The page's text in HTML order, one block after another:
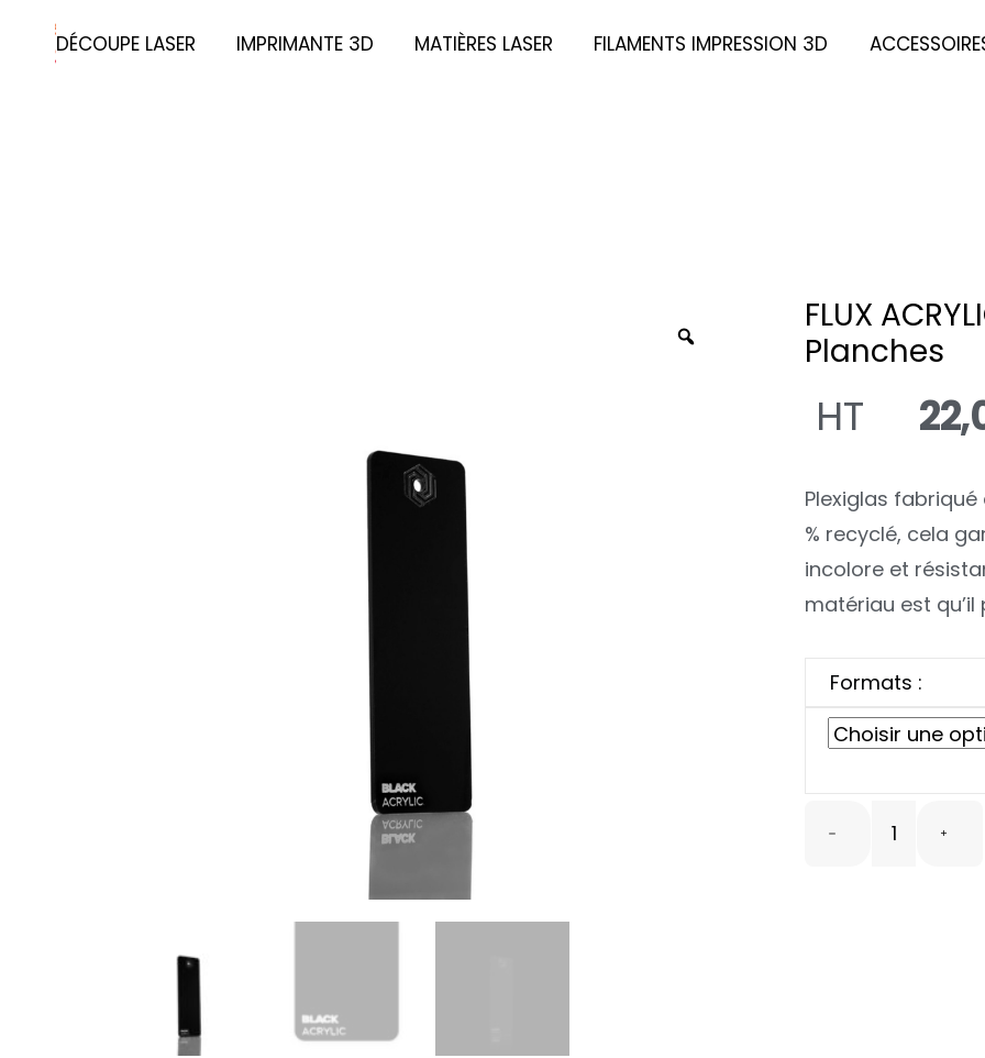
DÉCOUPE LASER IMPRIMANTE 3D MATIÈRES LASER FILAMENTS IMPRESSION 3D
FLUX
Planches
HT
Plexiglas
% recyclé, cela
incolore et
matériau est
Formats :